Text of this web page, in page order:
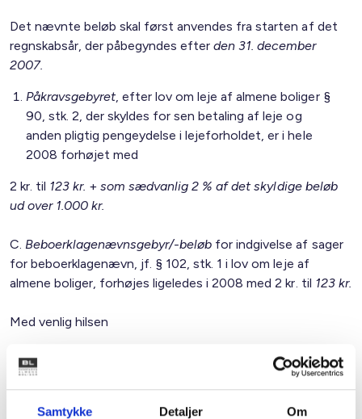
Samtykke Detaljer Om
Det nævnte beløb skal først anvendes fra starten af det
regnskabsår, der påbegyndes efterden 31. december
2007.
Påkravsgebyret, efter lov om leje af almene boliger §
90, stk. 2, der skyldes for sen betaling af leje og
anden pligtig pengeydelse i lejeforholdet, er i hele
2008 forhøjet med
2 kr. til 123 kr. +som sædvanlig 2 % af det skyldige beløb
ud over 1.000 kr.
C. Beboerklagenævnsgebyr/-beløb for indgivelse af sager
for beboerklagenævn, jf. § 102, stk. 1 i lov om leje af
almene boliger, forhøjes ligeledes i 2008 med 2 kr. til 123 kr.
Med venlig hilsen
Gert Nielsen / Keld Adsbøl